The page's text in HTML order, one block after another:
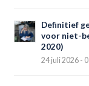
Definitief
voor niet-
2020)
24 juli 2026 -